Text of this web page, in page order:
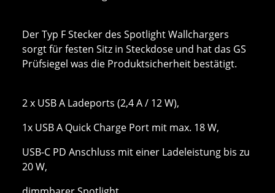
Der Typ F Stecker des Spotlight Wallchargers
sorgt für festen Sitz in Steckdose und hat das GS
Prüfsiegel was die Produktsicherheit bestätigt.
2 x USB A Ladeports (2,4 A / 12 W),
1x USB A Quick Charge Port mit max. 18 W,
USB-C PD Anschluss mit einer Ladeleistung bis zu
20 W,